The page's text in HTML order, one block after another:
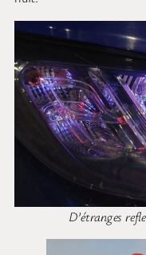
D’étranges